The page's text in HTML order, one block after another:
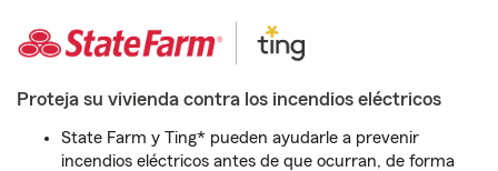
Proteja su vivienda contra los incendios eléctricos
State Farm y Ting* pueden ayudarle a prevenir
incendios eléctricos antes de que ocurran, de forma